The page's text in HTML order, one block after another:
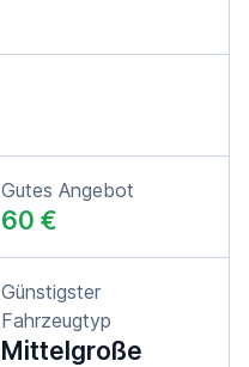
Gutes Angebot
60 €
Günstigster
Fahrzeugtyp
Mittelgroße